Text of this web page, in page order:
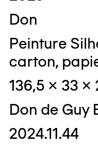
Don
Peinture
carton,
136,5 x 33 x
Don de Guy
2024.11.44